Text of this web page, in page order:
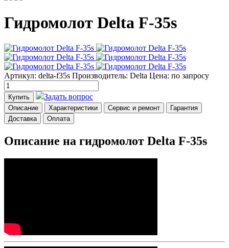
Гидромолот Delta F-35s
Артикул: delta-f35s Производитель: Delta Цена: по запросу
Купить Задать вопрос
Описание Характеристики Сервис и ремонт
Гарантия
Доставка
Оплата
Описание на гидромолот Delta F-35s